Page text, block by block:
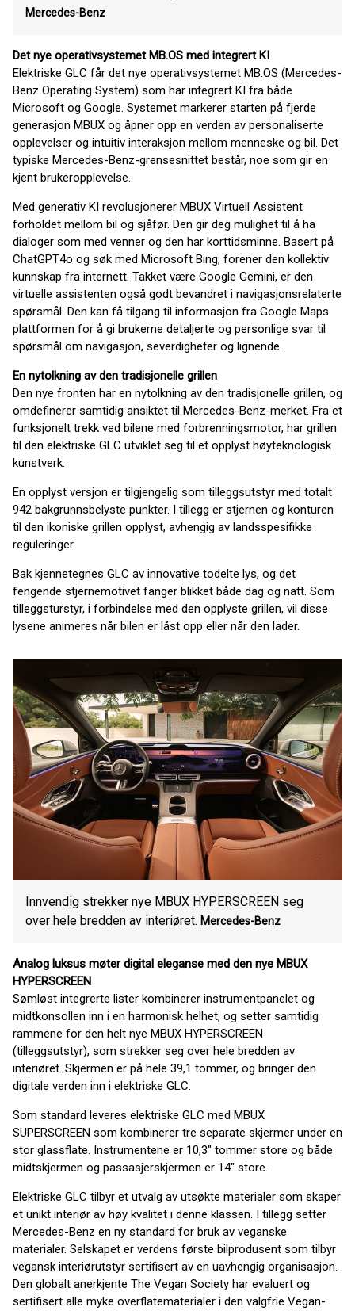
Mercedes-Benz
Det nye operativsystemet MB.OS med integrert KI
Elektriske GLC får det nye operativsystemet MB.OS (Mercedes-
Benz Operating System) som har integrert KI fra både
Microsoft og Google. Systemet markerer starten på fjerde
generasjon MBUX og åpner opp en verden av personaliserte
opplevelser og intuitiv interaksjon mellom menneske og bil. Det
typiske Mercedes-Benz-grensesnittet består, noe som gir en
kjent brukeropplevelse.
Med generativ KI revolusjonerer MBUX Virtuell Assistent
forholdet mellom bil og sjåfør. Den gir deg mulighet til å ha
dialoger som med venner og den har korttidsminne. Basert på
ChatGPT4o og søk med Microsoft Bing, forener den kollektiv
kunnskap fra internett. Takket være Google Gemini, er den
virtuelle assistenten også godt bevandret i navigasjonsrelaterte
spørsmål. Den kan få tilgang til informasjon fra Google Maps
plattformen for å gi brukerne detaljerte og personlige svar til
spørsmål om navigasjon, severdigheter og lignende.
En nytolkning av den tradisjonelle grillen
Den nye fronten har en nytolkning av den tradisjonelle grillen, og
omdefinerer samtidig ansiktet til Mercedes-Benz-merket. Fra et
funksjonelt trekk ved bilene med forbrenningsmotor, har grillen
til den elektriske GLC utviklet seg til et opplyst høyteknologisk
kunstverk.
En opplyst versjon er tilgjengelig som tilleggsutstyr med totalt
942 bakgrunnsbelyste punkter. I tillegg er stjernen og konturen
til den ikoniske grillen opplyst, avhengig av landsspesifikke
reguleringer.
Bak kjennetegnes GLC av innovative todelte lys, og det
fengende stjernemotivet fanger blikket både dag og natt. Som
tilleggsturstyr, i forbindelse med den opplyste grillen, vil disse
lysene animeres når bilen er låst opp eller når den lader.
Innvendig strekker nye MBUX HYPERSCREEN seg
over hele bredden av interiøret. Mercedes-Benz
Analog luksus møter digital eleganse med den nye MBUX
HYPERSCREEN
Sømløst integrerte lister kombinerer instrumentpanelet og
midtkonsollen inn i en harmonisk helhet, og setter samtidig
rammene for den helt nye MBUX HYPERSCREEN
(tilleggsutstyr), som strekker seg over hele bredden av
interiøret. Skjermen er på hele 39,1 tommer, og bringer den
digitale verden inn i elektriske GLC.
Som standard leveres elektriske GLC med MBUX
SUPERSCREEN som kombinerer tre separate skjermer under en
stor glassflate. Instrumentene er 10,3" tommer store og både
midtskjermen og passasjerskjermen er 14" store.
Elektriske GLC tilbyr et utvalg av utsøkte materialer som skaper
et unikt interiør av høy kvalitet i denne klassen. I tillegg setter
Mercedes-Benz en ny standard for bruk av veganske
materialer. Selskapet er verdens første bilprodusent som tilbyr
vegansk interiørutstyr sertifisert av en uavhengig organisasjon.
Den globalt anerkjente The Vegan Society har evaluert og
sertifisert alle myke overflatematerialer i den valgfrie Vegan-